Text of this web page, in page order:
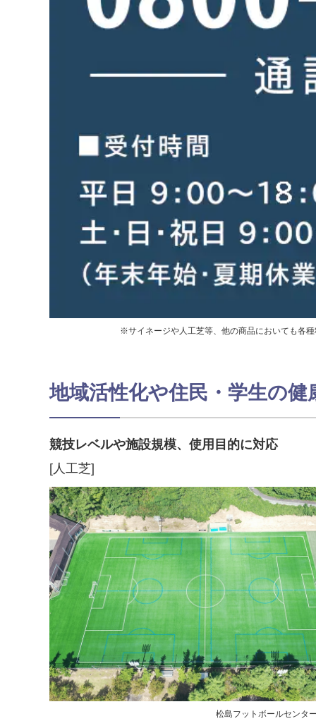
※サイネージや人工芝等、他の商品においても各
地域活性化や住民・学生の
競技レベルや施設規模、使用目的に対応
[人工芝]
松島フットボールセンタ